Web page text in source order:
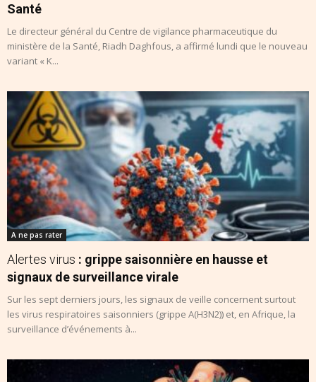
Santé
Le directeur général du Centre de vigilance pharmaceutique du
ministère de la Santé, Riadh Daghfous, a affirmé lundi que le nouveau
variant « K...
A ne pas rater
Alertes virus : grippe saisonnière en hausse et
signaux de surveillance virale
Sur les sept derniers jours, les signaux de veille concernent surtout
les virus respiratoires saisonniers (grippe A(H3N2)) et, en Afrique, la
surveillance d’événements à...